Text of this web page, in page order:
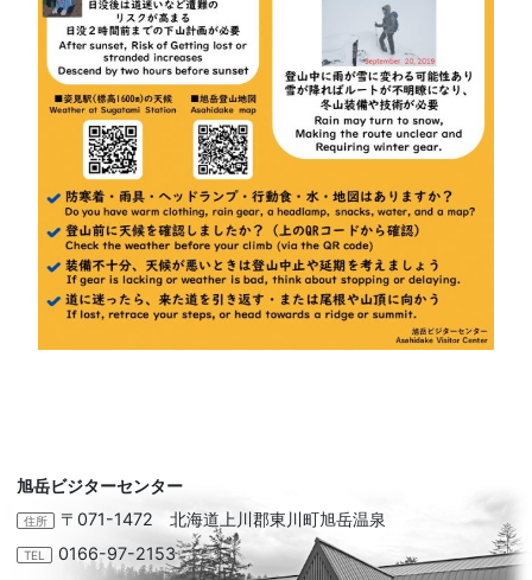
旭岳ビジターセンター
住所 〒071-1472 北海道上川郡東川町旭岳温泉
TEL
0166-97-2153